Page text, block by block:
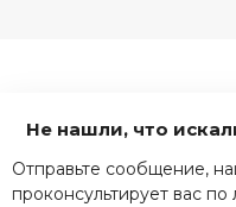
Не нашли, что
Отправьте сообщение,
проконсультирует вас